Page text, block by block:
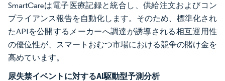
SmartCareは電子医療記録と統合し、供給注文およびコン
プライアンス報告を自動化します。そのため、標準化され
たAPIを公開するメーカーへ調達が誘導される相互運用性
の優位性が、スマートおむつ市場における競争の賭け金を
高めています。
尿失禁イベントに対するAI駆動型予測分析